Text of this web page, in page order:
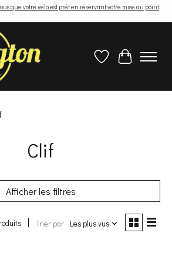
que votre vélo est prêt en réservant votre mise au point
Liste de souhaits
Panier
Clif
Afficher les filtres
Trier par Les plus vus